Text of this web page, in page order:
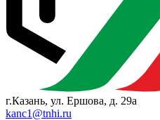
г.Казань, ул. Ершова, д. 29а
kanc1@tnhi.ru